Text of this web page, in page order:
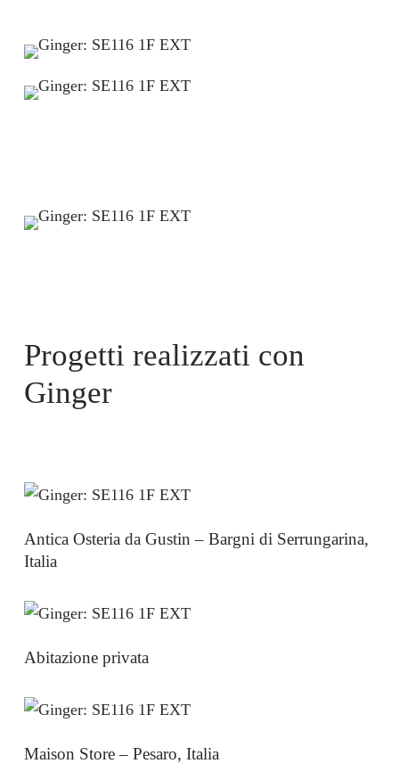
Progetti realizzati con
Ginger
Antica Osteria da Gustin – Bargni di Serrungarina,
Italia
Abitazione privata
Maison Store – Pesaro, Italia